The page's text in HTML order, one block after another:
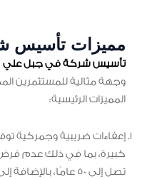
مميزات تأسيس
تأسيس شركة في جبل علي
وجهة مثالية للمستثمرين
المميزات الرئيسية:
إعفاءات ضريبية وجمركية
كبيرة، بما في ذلك عدم فرض
تصل إلى 50 عامًا،